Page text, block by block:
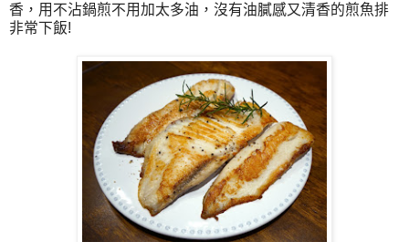
香，用不沾鍋煎不用加太多油，沒有油膩感又清香的煎魚排
非常下飯!